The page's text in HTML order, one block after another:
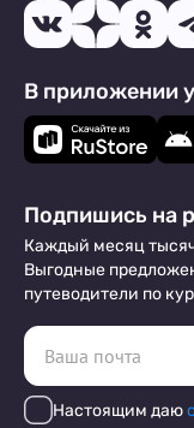
В приложении
Подпишись на
Каждый месяц
Выгодные
путеводители по
Настоящим даю